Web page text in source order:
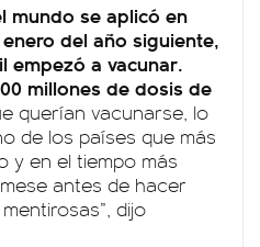
mundo se aplicó en
del año siguiente,
empezó a vacunar.
millones de dosis de
querían vacunarse, lo
de los países que más
y en el tiempo más
antes de hacer
dijo